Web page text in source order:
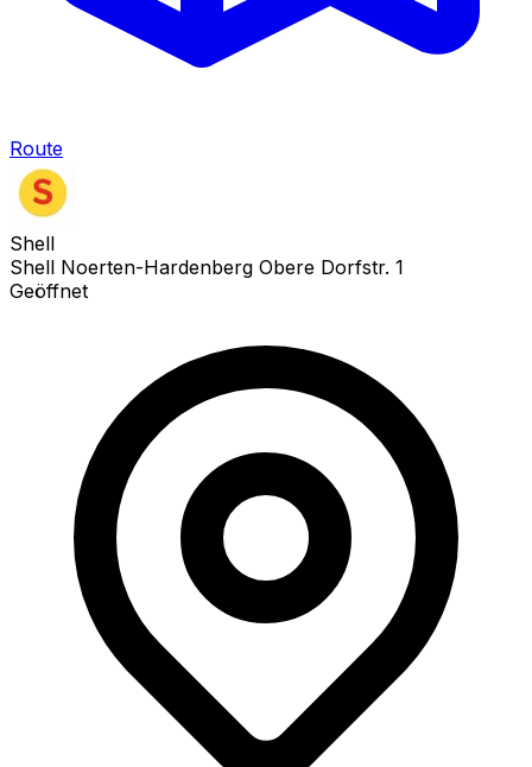
Route
Shell
Shell Noerten-Hardenberg Obere Dorfstr. 1
Geöffnet